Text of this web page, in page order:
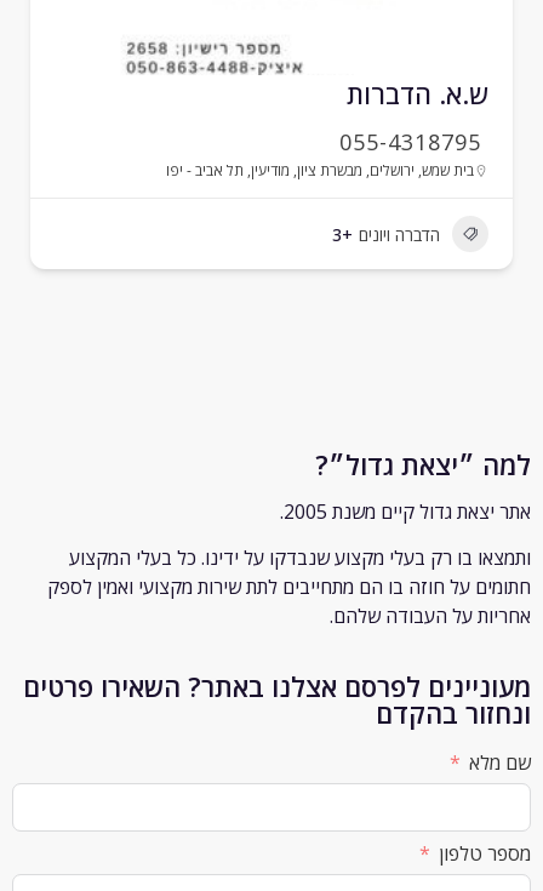
גדול״?
גדול קיים משנת 2005.
בו רקבעלי מקצוע שנבדקו על ידינו. כל בעלי המקצוע
על חוזה בו הם מתחייבים לתת שירות מקצועי ואמין לספק
על העבודה שלהם.
לפרסם אצלנו באתר? השאירו פרטים
בהקדם
הדברות
055-4318795
בית שמש,ירושלים,מבשרת ציון,מודיעין,תל אביב - יפו
הדברה ויונים +3